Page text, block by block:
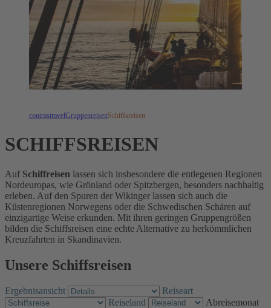
contrastravelGruppenreisenSchiffsreisen
SCHIFFSREISEN
Auf Schiffreisen lassen sich insbesondere die entlegenen Regionen
Nordeuropas, wie Grönland oder Spitzbergen, besonders nachhaltig
erleben. Auf den Spuren der Wikinger lassen sich auch die
Küstenregionen Norwegens oder die Schwedischen Schären auf
einzigartige Weise erkunden. Mit ihren geringen Gruppengrößen
bilden die Schiffsreisen eine echte Alternative zu herkömmlichen
Kreuzfahrten in Skandinavien.
Unsere Schiffsreisen
Ergebnisansicht
Reiseart
Reiseland
Abreisemonat